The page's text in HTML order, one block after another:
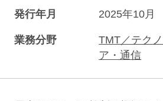
発行年月 2025年10月
業務分野
TMT／テク
ア・通信